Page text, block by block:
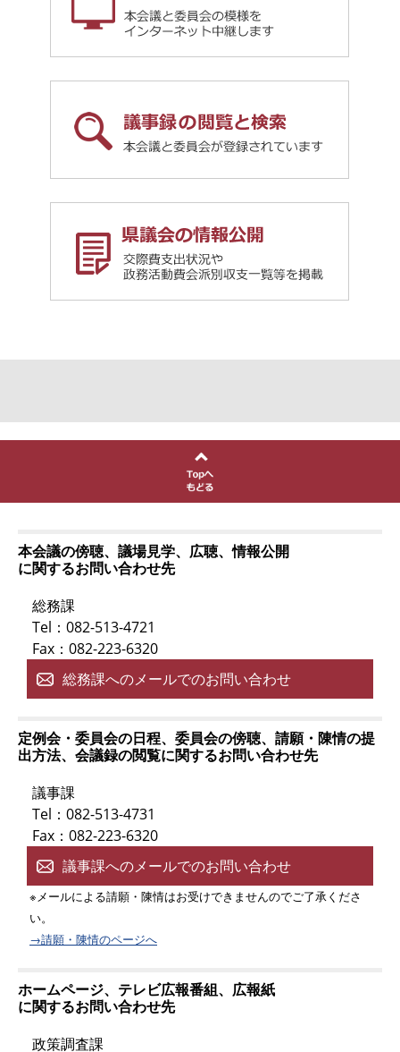
本会議の傍聴、議場見学、広聴、情報公開
に関するお問い合わせ先
総務課
Tel：082-513-4721
Fax：082-223-6320
総務課へのメールでのお問い合わせ
定例会・委員会の日程、委員会の傍聴、請願・陳情の提
出方法、会議録の閲覧に関するお問い合わせ先
議事課
Tel：082-513-4731
Fax：082-223-6320
議事課へのメールでのお問い合わせ
※メールによる請願・陳情はお受けできませんのでご了承くださ
い。
→請願・陳情のページへ
ホームページ、テレビ広報番組、広報紙
に関するお問い合わせ先
政策調査課